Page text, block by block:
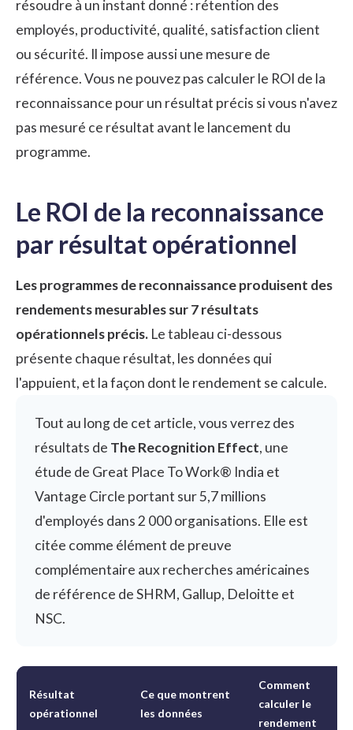
résoudre à un instant donné :rétention des
employés, productivité, qualité, satisfaction client
ou sécurité. Il impose aussi une mesure de
référence. Vous ne pouvez pas calculer le ROI de la
reconnaissance pour un résultat précis si vous n'avez
pas mesuré ce résultat avant le lancement du
programme.
Le ROI de la reconnaissance
par résultat opérationnel
Les programmes de reconnaissance produisent des
rendements mesurables sur 7 résultats
opérationnels précis. Le tableau ci-dessous
présente chaque résultat, les données qui
l'appuient, et la façon dont le rendement se calcule.
Tout au long de cet article, vous verrez des
résultats de The Recognition Effect, une
étude de Great Place To Work® India et
Vantage Circle portant sur 5,7 millions
d'employés dans 2 000 organisations. Elle est
citée comme élément de preuve
complémentaire aux recherches américaines
de référence de SHRM, Gallup, Deloitte et
NSC.
Résultat
opérationnel
Ce que montrent
les données
Comment
calculer le
rendement